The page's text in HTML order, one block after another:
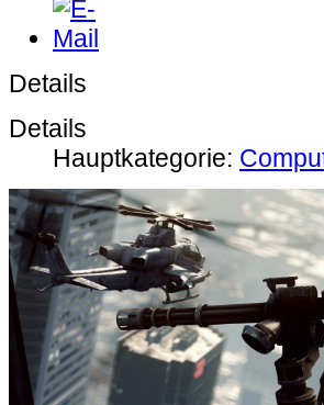
Details
Details
Hauptkategorie: